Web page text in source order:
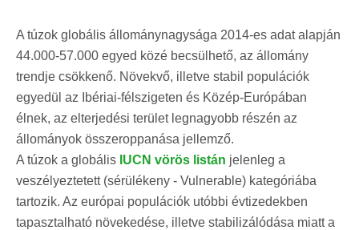
A túzok globális állománynagysága 2014-es adat alapján
44.000-57.000 egyed közé becsülhető, az állomány
trendje csökkenő. Növekvő, illetve stabil populációk
egyedül az Ibériai-félszigeten és Közép-Európában
élnek, az elterjedési terület legnagyobb részén az
állományok összeroppanása jellemző.
A túzok a globális IUCN vörös listán jelenleg a
veszélyeztetett (sérülékeny - Vulnerable) kategóriába
tartozik. Az európai populációk utóbbi évtizedekben
tapasztalható növekedése, illetve stabilizálódása miatt a